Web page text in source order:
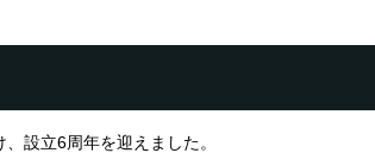
設立6周年を迎えました。